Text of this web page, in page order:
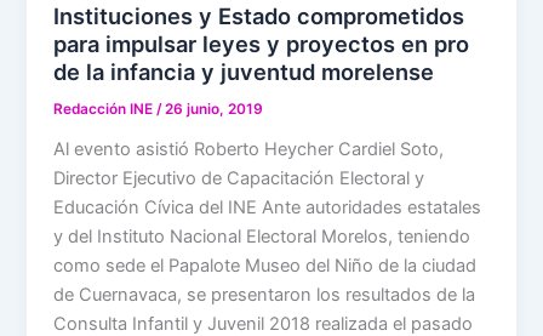
Instituciones y Estado comprometidos
para impulsar leyes y proyectos en pro
de la infancia y juventud morelense
Redacción INE/26 junio, 2019
Al evento asistió Roberto Heycher Cardiel Soto,
Director Ejecutivo de Capacitación Electoral y
Educación Cívica del INE Ante autoridades estatales
y del Instituto Nacional Electoral Morelos, teniendo
como sede el Papalote Museo del Niño de la ciudad
de Cuernavaca, se presentaron los resultados de la
Consulta Infantil y Juvenil 2018 realizada el pasado